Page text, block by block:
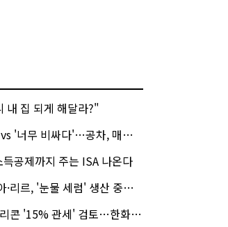
내 집 되게 해달라?"
무 비싸다'…공차, 매각 성공할까
공제까지 주는 ISA 나온다
르, '눈물 세럼' 생산 중단한다
관세' 검토…한화큐셀·OCI 영향은?